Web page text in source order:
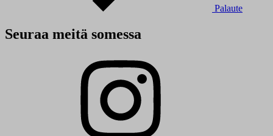
Palaute
Seuraa meitä somessa